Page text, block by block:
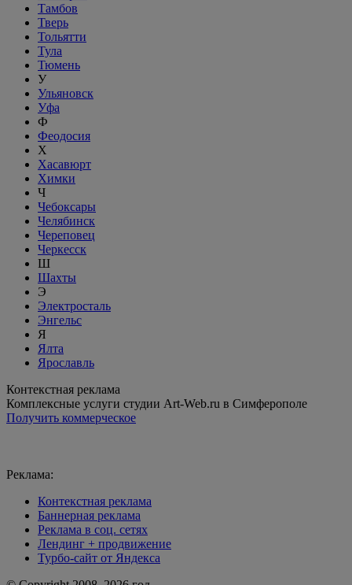
Тамбов
Тверь
Тольятти
Тула
Тюмень
У
Ульяновск
Уфа
Ф
Феодосия
Х
Хасавюрт
Химки
Ч
Чебоксары
Челябинск
Череповец
Черкесск
Ш
Шахты
Э
Электросталь
Энгельс
Я
Ялта
Ярославль
Контекстная реклама
Комплексные услуги студии Art-Web.ru в Симферополе
Получить коммерческое
Реклама:
Контекстная реклама
Баннерная реклама
Реклама в соц. сетях
Лендинг + продвижение
Турбо-сайт от Яндекса